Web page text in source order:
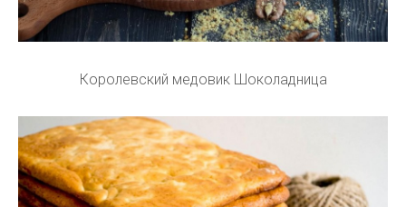
Королевский медовик Шоколадница